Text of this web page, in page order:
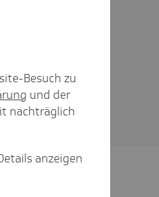
Besuch zu
und der
nachträglich
anzeigen